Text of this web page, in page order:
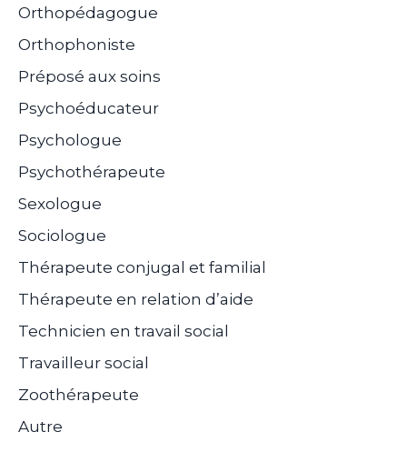
Orthopédagogue
Orthophoniste
Préposé aux soins
Psychoéducateur
Psychologue
Psychothérapeute
Sexologue
Sociologue
Thérapeute conjugal et familial
Thérapeute en relation d’aide
Technicien en travail social
Travailleur social
Zoothérapeute
Autre